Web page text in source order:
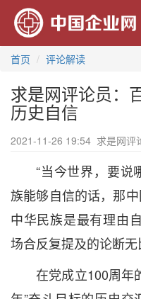
首页
评论解读
求是网评论员：
历史自信
2021-11-26 19:54 求是网评
“当今世界，要说
族能够自信的话，那中
中华民族是最有理由
场合反复提及的论断无
在党成立100周年